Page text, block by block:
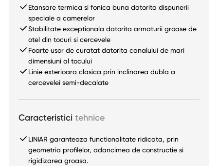
Etansare termica si fonica buna datorita dispunerii
speciale a camerelor
Stabilitate exceptionala datorita armaturii groase de
otel din tocuri si cercevele
Foarte usor de curatat datorita canalului de mari
dimensiuni al tocului
Linie exterioara clasica prin inclinarea dubla a
cercevelei semi-decalate
Caracteristici tehnice
LINIAR garanteaza functionalitate ridicata, prin
geometria profilelor, adancimea de constructie si
rigidizarea groasa.